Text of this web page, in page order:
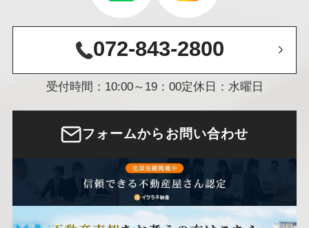
072-843-2800
受付時間：10:00～19：00定休日：水曜日
フォームからお問い合わせ